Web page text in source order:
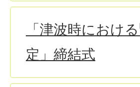
「津波時におけ
定」締結式